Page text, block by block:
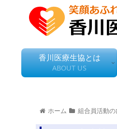
香川医療生協とは
ABOUT US
ホーム 組合員活動の